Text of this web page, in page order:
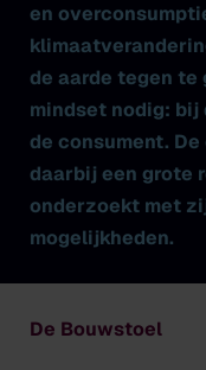
en
de aarde tegen te
mindset nodig: bij
de consument.
daarbij een grote
onderzoekt met
mogelijkheden.
De Bouwstoel